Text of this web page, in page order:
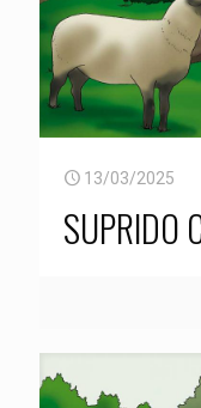
13/03/2025
SUPRIDO